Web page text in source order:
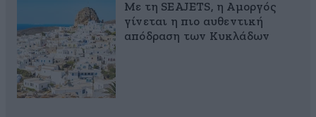
Με τη SEAJETS, η Αμοργός
γίνεται η πιο αυθεντική
απόδραση των Κυκλάδων